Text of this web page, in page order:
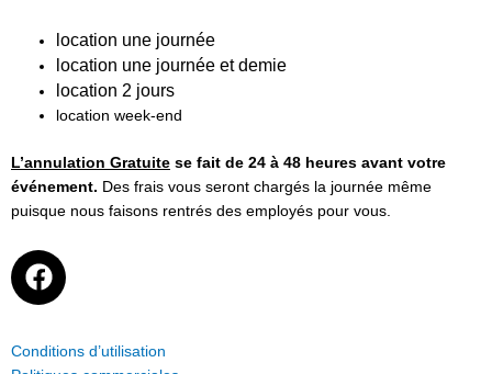
location une journée
location une journée et demie
location 2 jours
location week-end
L’annulation Gratuite se fait de 24 à 48 heures avant votre
événement. Des frais vous seront chargés la journée même
puisque nous faisons rentrés des employés pour vous.
F
a
e
Conditions d’utilisation